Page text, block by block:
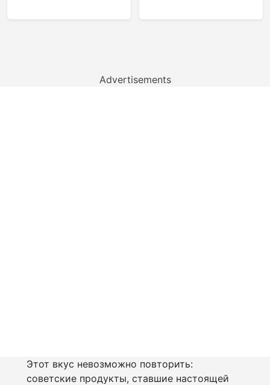
Advertisements
Этот вкус невозможно повторить:
советские продукты, ставшие настоящей